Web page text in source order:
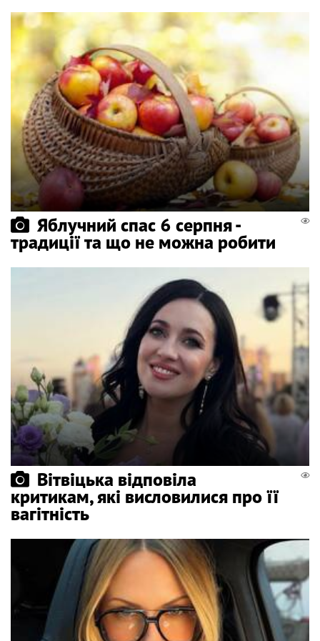
Яблучний спас 6 серпня -
традиції та що не можна робити
Вітвіцька відповіла
критикам, які висловилися про її
вагітність